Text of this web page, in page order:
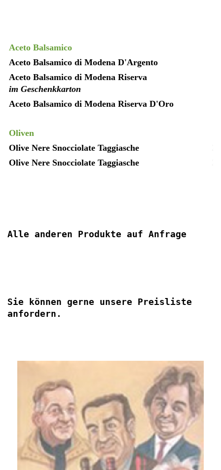
Aceto Balsamico
Aceto Balsamico di Modena D'Argento
Aceto Balsamico di Modena Riserva
im Geschenkkarton
Aceto Balsamico di Modena Riserva D'Oro
Oliven
Olive Nere Snocciolate Taggiasche
Olive Nere Snocciolate Taggiasche
Alle anderen Produkte auf Anfrage
Sie können gerne unsere Preisliste
anfordern.